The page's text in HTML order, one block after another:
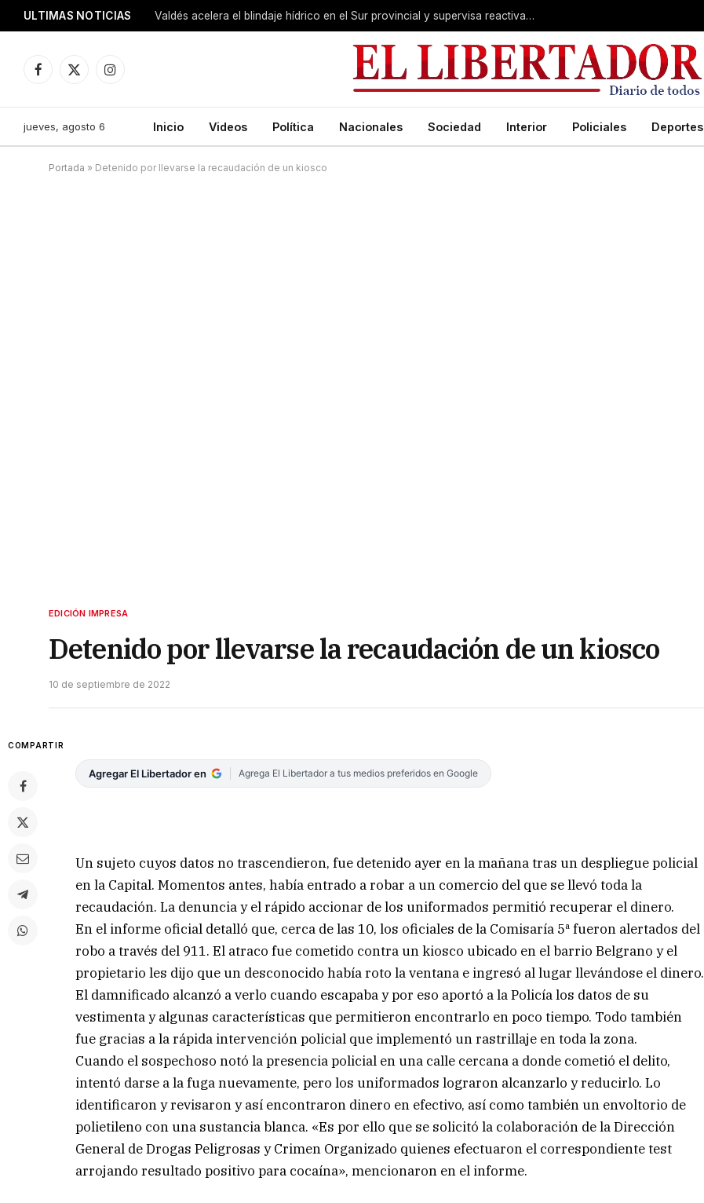
ULTIMAS NOTICIAS Valdés acelera el blindaje hídrico en el Sur provincial y supervisa reactivación de ruta
Facebook
X
Instagram
jueves, agosto 6 Inicio Videos Política Nacionales Sociedad Interior Policiales Deportes
Portada » Detenido por llevarse la recaudación de un kiosco
EDICIÓN IMPRESA
Detenido por llevarse la recaudación de un kiosco
10 de septiembre de 2022
COMPARTIR
Agregar El Libertador en Agrega El Libertador a tus medios preferidos en Google
Un sujeto cuyos datos no trascendieron, fue detenido ayer en la mañana tras un despliegue policial
en la Capital. Momentos antes, había entrado a robar a un comercio del que se llevó toda la
recaudación. La denuncia y el rápido accionar de los uniformados permitió recuperar el dinero.
En el informe oficial detalló que, cerca de las 10, los oficiales de la Comisaría 5ª fueron alertados del
robo a través del 911. El atraco fue cometido contra un kiosco ubicado en el barrio Belgrano y el
propietario les dijo que un desconocido había roto la ventana e ingresó al lugar llevándose el dinero.
El damnificado alcanzó a verlo cuando escapaba y por eso aportó a la Policía los datos de su
vestimenta y algunas características que permitieron encontrarlo en poco tiempo. Todo también
fue gracias a la rápida intervención policial que implementó un rastrillaje en toda la zona.
Cuando el sospechoso notó la presencia policial en una calle cercana a donde cometió el delito,
intentó darse a la fuga nuevamente, pero los uniformados lograron alcanzarlo y reducirlo. Lo
identificaron y revisaron y así encontraron dinero en efectivo, así como también un envoltorio de
polietileno con una sustancia blanca. «Es por ello que se solicitó la colaboración de la Dirección
General de Drogas Peligrosas y Crimen Organizado quienes efectuaron el correspondiente test
arrojando resultado positivo para cocaína», mencionaron en el informe.